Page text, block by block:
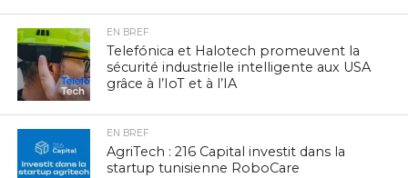
EN BREF
Telefónica et Halotech promeuvent la
sécurité industrielle intelligente aux USA
grâce à l’IoT et à l’IA
EN BREF
AgriTech : 216 Capital investit dans la
startup tunisienne RoboCare